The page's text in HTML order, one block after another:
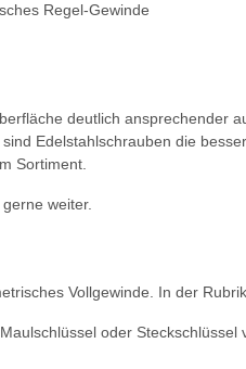
Regel-Gewinde
deutlich ansprechender
Edelstahlschrauben die
Sortiment.
weiter.
Vollgewinde. In der
oder